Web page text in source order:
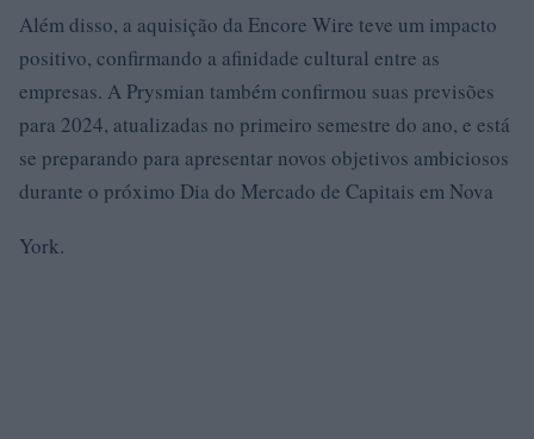
Além disso, a aquisição da Encore Wire teve um impacto
positivo, confirmando a afinidade cultural entre as
empresas. A Prysmian também confirmou suas previsões
para 2024, atualizadas no primeiro semestre do ano, e está
se preparando para apresentar novos objetivos ambiciosos
durante o próximo Dia do Mercado de Capitais em Nova
York.